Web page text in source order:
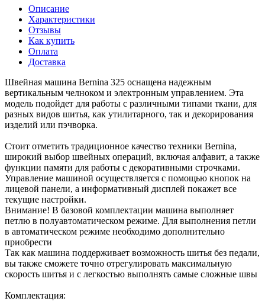
Описание
Характеристики
Отзывы
Как купить
Оплата
Доставка
Швейная машина Bernina 325 оснащена надежным
вертикальным челноком и электронным управлением. Эта
модель подойдет для работы с различными типами ткани, для
разных видов шитья, как утилитарного, так и декорирования
изделий или пэчворка.
Стоит отметить традиционное качество техники Bernina,
широкий выбор швейных операций, включая алфавит, а также
функции памяти для работы с декоративными строчками.
Управление машиной осуществляется с помощью кнопок на
лицевой панели, а информативный дисплей покажет все
текущие настройки.
Внимание! В базовой комплектации машина выполняет
петлю в полуавтоматическом режиме. Для выполнения петли
в автоматическом режиме необходимо дополнительно
приобрести
Так как машина поддерживает возможность шитья без педали,
вы также сможете точно отрегулировать максимальную
скорость шитья и с легкостью выполнять самые сложные швы
Комплектация: